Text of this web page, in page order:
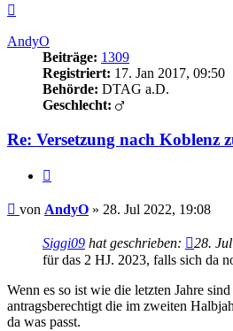
AndyO
Beiträge: 1309
Registriert: 17. Jan 2017, 09:50
Behörde: DTAG a.D.
Geschlecht:
Re: Versetzung nach Koblenz
Beitrag
von AndyO » 28. Jul 2022, 19:08
Siggi09 hat geschrieben: 28.
für das 2 HJ. 2023, falls sich da
Wenn es so ist wie die letzten Jahre
antragsberechtigt die im zweiten
da was passt.